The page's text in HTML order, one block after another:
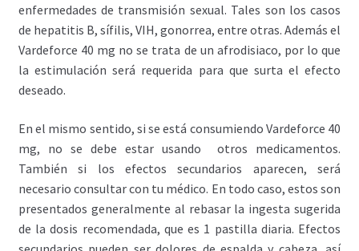
enfermedades de transmisión sexual. Tales son los casos
de hepatitis B, sífilis, VIH, gonorrea, entre otras. Además el
Vardeforce 40 mg no se trata de un afrodisiaco, por lo que
la estimulación será requerida para que surta el efecto
deseado.
En el mismo sentido, si se está consumiendo Vardeforce 40
mg, no se debe estar usando otros medicamentos.
También si los efectos secundarios aparecen, será
necesario consultar con tu médico. En todo caso, estos son
presentados generalmente al rebasar la ingesta sugerida
de la dosis recomendada, que es 1 pastilla diaria. Efectos